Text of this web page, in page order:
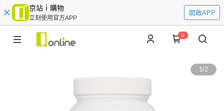
京站ｉ購物
立刻使用官方APP
開啟APP
0
1/2